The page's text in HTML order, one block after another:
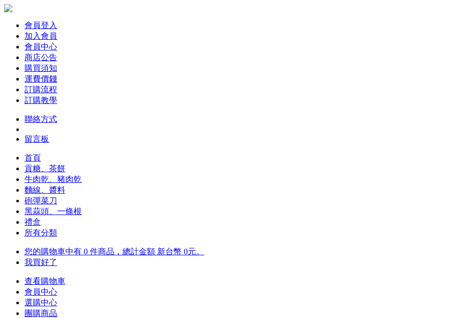
會員登入
加入會員
會員中心
商店公告
購買須知
運費價錢
訂購流程
訂購教學
聯絡方式
留言板
首頁
貢糖、茶餅
牛肉乾、豬肉乾
麵線、醬料
砲彈菜刀
黑蒜頭、一條根
禮盒
所有分類
您的購物車中有 0 件商品，總計金額 新台幣 0元。
我買好了
查看購物車
會員中心
選購中心
團購商品